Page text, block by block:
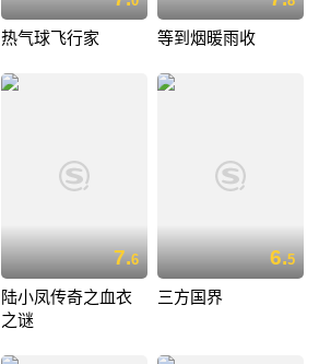
热气球飞行家 等到烟暖雨收
7.6
陆小凤传奇之血衣
之谜
6.5
三方国界